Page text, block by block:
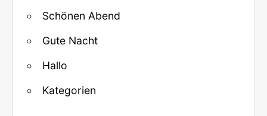
Schönen Abend
Gute Nacht
Hallo
Kategorien